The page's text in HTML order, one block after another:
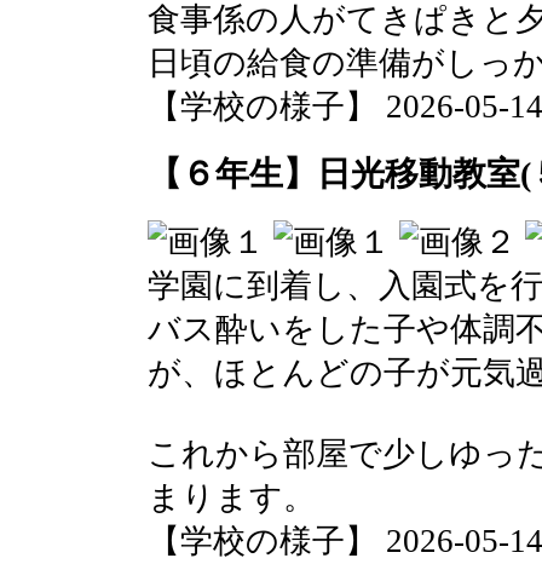
食事係の人がてきぱきと
日頃の給食の準備がしっ
【学校の様子】 2026-05-
【６年生】日光移動教室(
学園に到着し、入園式を
バス酔いをした子や体調
が、ほとんどの子が元気
これから部屋で少しゆっ
まります。
【学校の様子】 2026-05-